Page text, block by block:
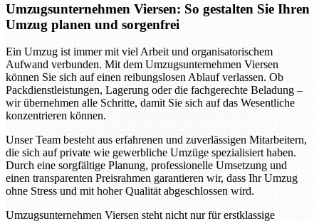
Umzugsunternehmen Viersen: So gestalten Sie Ihren
Umzug planen und sorgenfrei
Ein Umzug ist immer mit viel Arbeit und organisatorischem
Aufwand verbunden. Mit dem Umzugsunternehmen Viersen
können Sie sich auf einen reibungslosen Ablauf verlassen. Ob
Packdienstleistungen, Lagerung oder die fachgerechte Beladung –
wir übernehmen alle Schritte, damit Sie sich auf das Wesentliche
konzentrieren können.
Unser Team besteht aus erfahrenen und zuverlässigen Mitarbeitern,
die sich auf private wie gewerbliche Umzüge spezialisiert haben.
Durch eine sorgfältige Planung, professionelle Umsetzung und
einen transparenten Preisrahmen garantieren wir, dass Ihr Umzug
ohne Stress und mit hoher Qualität abgeschlossen wird.
Umzugsunternehmen Viersen steht nicht nur für erstklassige